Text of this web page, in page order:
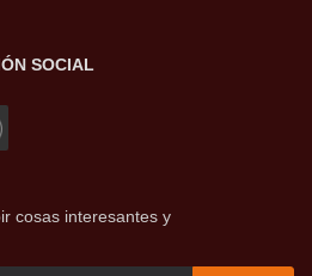
SOCIAL
cosas interesantes y